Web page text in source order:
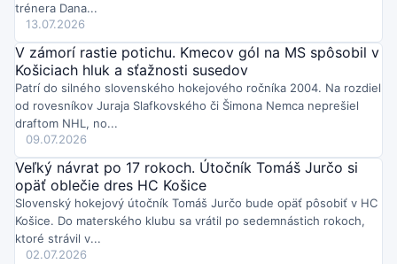
trénera Dana...
13.07.2026
V zámorí rastie potichu. Kmecov gól na MS spôsobil v
Košiciach hluk a sťažnosti susedov
Patrí do silného slovenského hokejového ročníka 2004. Na rozdiel
od rovesníkov Juraja Slafkovského či Šimona Nemca neprešiel
draftom NHL, no...
09.07.2026
Veľký návrat po 17 rokoch. Útočník Tomáš Jurčo si
opäť oblečie dres HC Košice
Slovenský hokejový útočník Tomáš Jurčo bude opäť pôsobiť v HC
Košice. Do materského klubu sa vrátil po sedemnástich rokoch,
ktoré strávil v...
02.07.2026